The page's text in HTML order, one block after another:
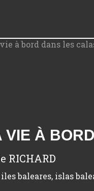
VIE À
RICHARD
iles baleares, islas